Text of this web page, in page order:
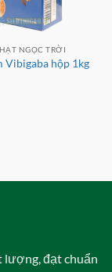
NGỌC TRỜI
Vibigaba hộp 1kg
lượng, đạt chuẩn